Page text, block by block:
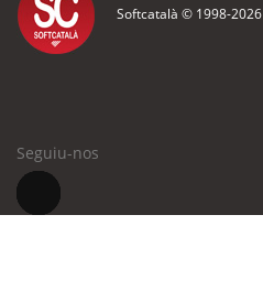
Softcatalà © 1998-2026
Seguiu-nos